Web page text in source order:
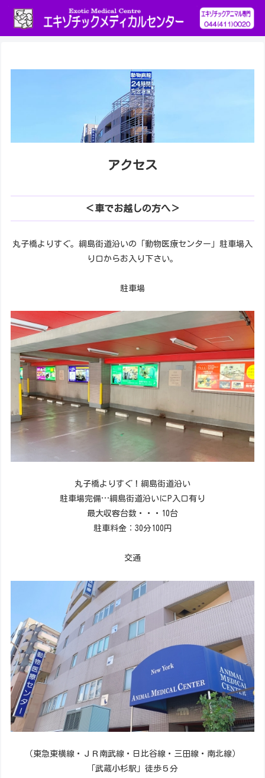
アクセス
＜車でお越しの方へ＞
丸子橋よりすぐ。綱島街道沿いの「動物医療センター」駐車場入
り口からお入り下さい。
駐車場
丸子橋よりすぐ！綱島街道沿い
駐車場完備…綱島街道沿いにP入口有り
最大収容台数・・・10台
駐車料金：30分100円
交通
（東急東横線・ＪＲ南武線・日比谷線・三田線・南北線）
「武蔵小杉駅」徒歩５分